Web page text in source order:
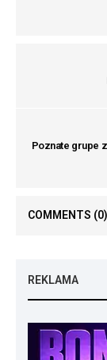
Poznate grupe
COMMENTS (0)
REKLAMA